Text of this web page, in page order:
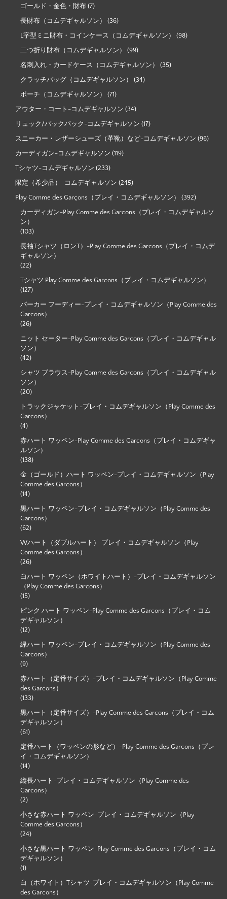
ゴールド・金色・財布 (7)
長財布（コムデギャルソン） (36)
L字型ミニ財布・コインケース（コムデギャルソン） (98)
二つ折り財布（コムデギャルソン） (99)
名刺入れ・カードケース（コムデギャルソン） (35)
クラッチバッグ（コムデギャルソン） (34)
ポーチ（コムデギャルソン） (71)
アウター・コート-コムデギャルソン (34)
リュック/バックパック-コムデギャルソン (17)
スニーカー・レザーシューズ（革靴）など-コムデギャルソン (96)
カーディガン-コムデギャルソン (119)
Tシャツ-コムデギャルソン (233)
限定（希少品）-コムデギャルソン (245)
Play Comme des Garçons（プレイ・コムデギャルソン） (392)
カーディガン-Play Comme des Garcons（プレイ・コムデギャルソ
ン）
(103)
長袖Tシャツ（ロンT）-Play Comme des Garcons（プレイ・コムデ
ギャルソン）
(22)
Tシャツ Play Comme des Garcons（プレイ・コムデギャルソン）
(127)
パーカー フーディー-プレイ・コムデギャルソン（Play Comme des
Garcons）
(26)
ニット セーター-Play Comme des Garcons（プレイ・コムデギャル
ソン）
(42)
シャツ ブラウス-Play Comme des Garcons（プレイ・コムデギャル
ソン）
(20)
トラックジャケット-プレイ・コムデギャルソン（Play Comme des
Garcons）
(4)
赤ハート ワッペン-Play Comme des Garcons（プレイ・コムデギャ
ルソン）
(138)
金（ゴールド）ハート ワッペン-プレイ・コムデギャルソン（Play
Comme des Garcons）
(14)
黒ハート ワッペン-プレイ・コムデギャルソン（Play Comme des
Garcons）
(62)
Wハート（ダブルハート） プレイ・コムデギャルソン（Play
Comme des Garcons）
(26)
白ハート ワッペン（ホワイトハート）-プレイ・コムデギャルソン
（Play Comme des Garcons）
(15)
ピンク ハート ワッペン-Play Comme des Garcons（プレイ・コム
デギャルソン）
(12)
緑ハート ワッペン-プレイ・コムデギャルソン（Play Comme des
Garcons）
(9)
赤ハート（定番サイズ）-プレイ・コムデギャルソン（Play Comme
des Garcons）
(133)
黒ハート（定番サイズ）-Play Comme des Garcons（プレイ・コム
デギャルソン）
(61)
定番ハート（ワッペンの形など）-Play Comme des Garcons（プレ
イ・コムデギャルソン）
(14)
縦長ハート-プレイ・コムデギャルソン（Play Comme des
Garcons）
(2)
小さな赤ハート ワッペン-プレイ・コムデギャルソン（Play
Comme des Garcons）
(24)
小さな黒ハート ワッペン-Play Comme des Garcons（プレイ・コム
デギャルソン）
(1)
白（ホワイト）Tシャツ-プレイ・コムデギャルソン（Play Comme
des Garcons）